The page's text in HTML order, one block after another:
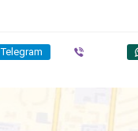
Telegram